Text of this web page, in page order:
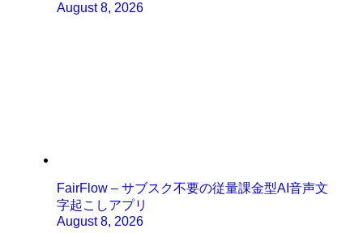
August 8, 2026
FairFlow – サブスク不要の従量課金型AI音声文
字起こしアプリ
August 8, 2026